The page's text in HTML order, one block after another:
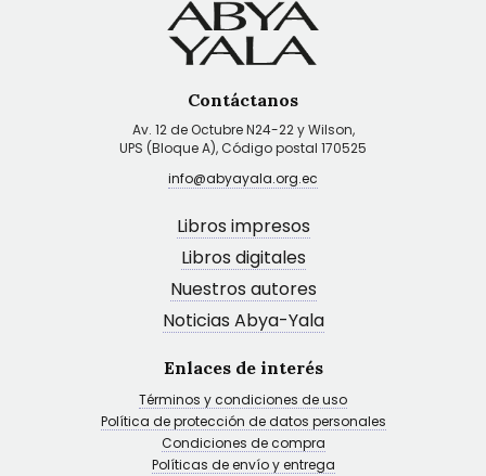
Contáctanos
Av. 12 de Octubre N24-22 y Wilson,
UPS (Bloque A), Código postal 170525
info@abyayala.org.ec
Libros impresos
Libros digitales
Nuestros autores
Noticias Abya-Yala
Enlaces de interés
Términos y condiciones de uso
Política de protección de datos personales
Condiciones de compra
Políticas de envío y entrega